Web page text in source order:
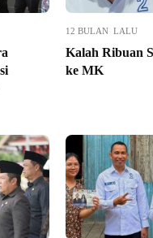
12 BULAN LALU
Kalah Ribuan
ke MK